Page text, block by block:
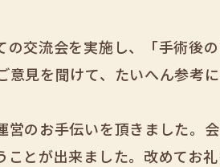
交流会を実施し、「手術後
見を聞けて、たいへん参考
営のお手伝いを頂きました。
とが出来ました。改めてお